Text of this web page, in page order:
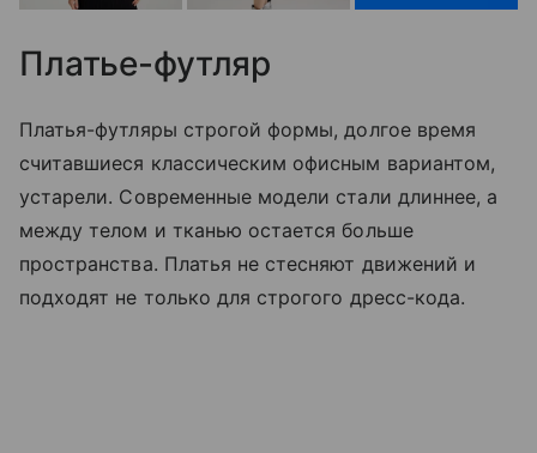
Платье-футляр
Платья-футляры строгой формы, долгое время
считавшиеся классическим офисным вариантом,
устарели. Современные модели стали длиннее, а
между телом и тканью остается больше
пространства. Платья не стесняют движений и
подходят не только для строгого дресс-кода.